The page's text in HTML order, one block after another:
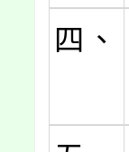
四、